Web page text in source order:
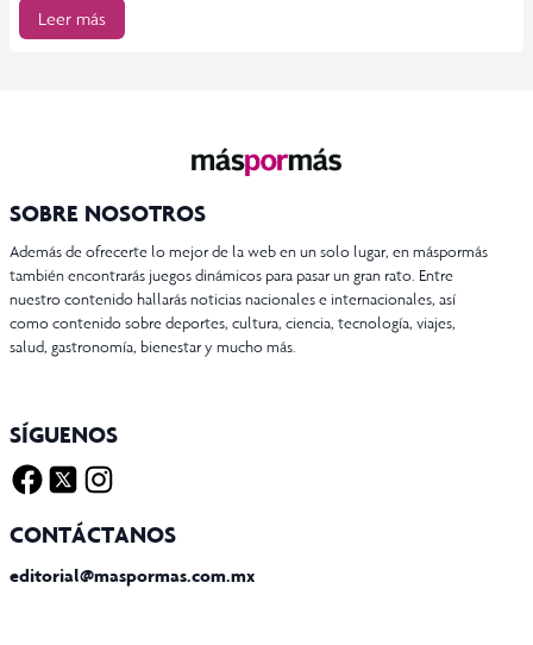
Leer más
SOBRE NOSOTROS
Además de ofrecerte lo mejor de la web en un solo lugar, en máspormás
también encontrarás juegos dinámicos para pasar un gran rato. Entre
nuestro contenido hallarás noticias nacionales e internacionales, así
como contenido sobre deportes, cultura, ciencia, tecnología, viajes,
salud, gastronomía, bienestar y mucho más.
SÍGUENOS
CONTÁCTANOS
editorial@maspormas.com.mx